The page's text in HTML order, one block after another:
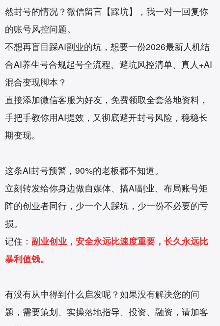
然封号的情况？微信留言【踩坑】，我一对一回复你
的账号风控问题。
不想再盲目踩AI副业的坑，想要一份2026最新人机结
合AI养生号合规起号全流程、避坑风控清单、真人+AI
混合变现脚本？
直接添加微信客服为好友，免费领取全套落地资料，
手把手教你用AI提效，又彻底避开封号风险，稳稳长
期变现。
这条AI封号预警，90%的老板都不知道。
立刻转发给你身边做自媒体、搞AI副业、布局账号矩
阵的创业者同行，少一个人踩坑，少一份不必要的亏
损。
记住： 副业创业，安全永远比速度重要，长久永远比
暴利值钱。
有没有从中得到什么启发呢？如果没有解决您的问
题，需要策划、实操落地指导、投资、融资，请加客